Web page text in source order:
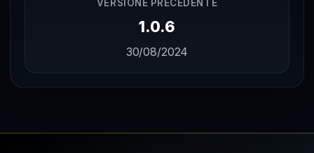
VERSIONE PRECEDENTE
1.0.6
30/08/2024